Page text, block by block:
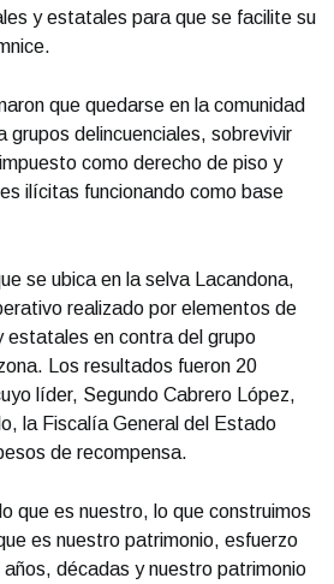
y estatales para que se facilite su
que quedarse en la comunidad
grupos delincuenciales, sobrevivir
como derecho de piso y
ilícitas funcionando como base
se ubica en la selva Lacandona,
realizado por elementos de
estatales en contra del grupo
Los resultados fueron 20
líder, Segundo Cabrero López,
la Fiscalía General del Estado
de recompensa.
que es nuestro, lo que construimos
es nuestro patrimonio, esfuerzo
décadas y nuestro patrimonio